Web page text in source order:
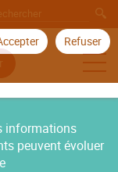
Refuser
informations
peuvent évoluer